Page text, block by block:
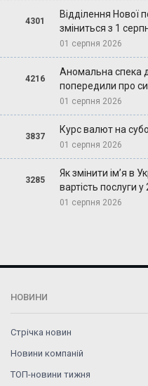
4301
Відділення
зміниться з 1
01 серпня 2026
4216
Аномальна спека
попередили про
01 серпня 2026
3837
Курс валют на
01 серпня 2026
3285
Як змінити ім’я в
вартість послуги у
01 серпня 2026
НОВИНИ
Стрічка новин
Новини компаній
ТОП-новини тижня